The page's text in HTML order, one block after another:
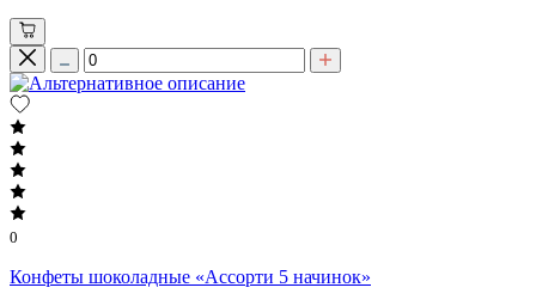
0
Конфеты шоколадные «Ассорти 5 начинок»